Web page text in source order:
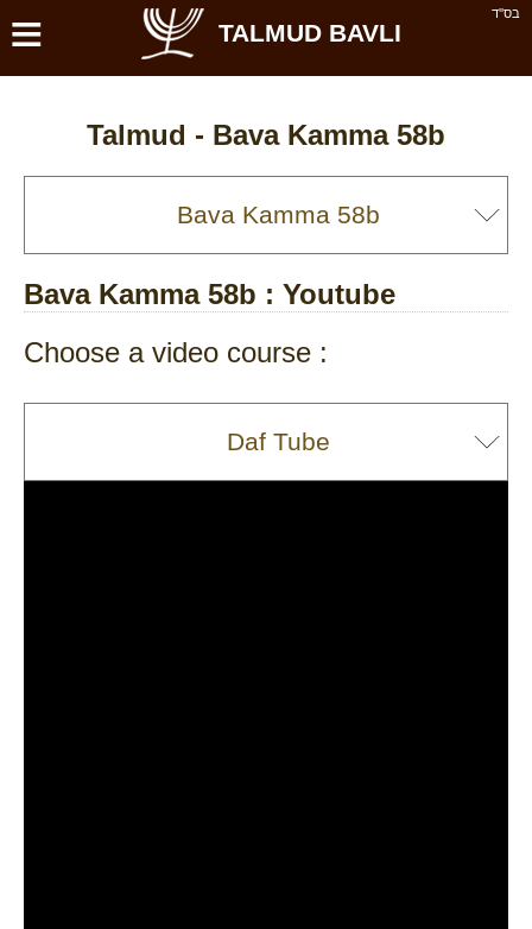
בס''ד ≡ TALMUD BAVLI
Talmud - Bava Kamma 58b
Bava Kamma 58b : Youtube
Choose a video course :